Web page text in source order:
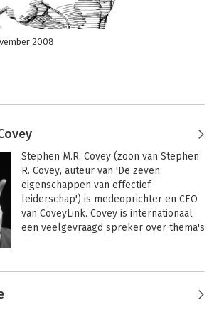
2008
Stephen M.R. Covey (zoon van Stephen
R. Covey, auteur van 'De zeven
eigenschappen van effectief
leiderschap') is medeoprichter en CEO
van CoveyLink. Covey is internationaal
een veelgevraagd spreker over thema's
onder zijn leiding groeide het Covey
door Stephen Covey